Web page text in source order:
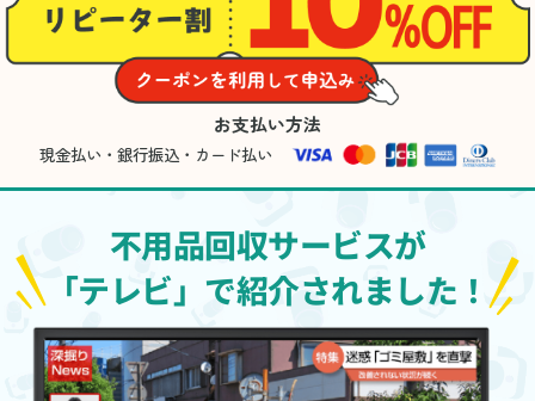
お支払い方法
現金払い・銀行振込・カード払い
不用品回収サービスが
「テレビ」で紹介されました！